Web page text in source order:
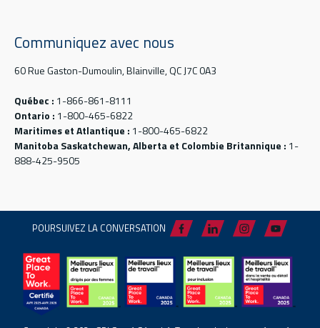
Communiquez avec nous
60 Rue Gaston-Dumoulin, Blainville, QC J7C 0A3
Québec : 1-866-861-8111
Ontario : 1-800-465-6822
Maritimes et Atlantique : 1-800-465-6822
Manitoba Saskatchewan, Alberta et Colombie Britannique : 1-
888-425-9505
POURSUIVEZ LA CONVERSATION